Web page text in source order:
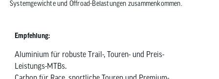
Systemgewichte und Offroad-Belastungen zusammenkommen.
Empfehlung:
Aluminium für robuste Trail-, Touren- und Preis-
Leistungs-MTBs.